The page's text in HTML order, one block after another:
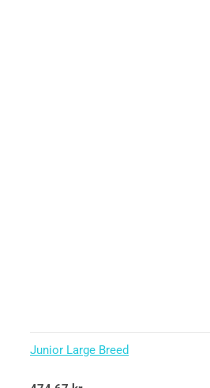
Junior Large Breed